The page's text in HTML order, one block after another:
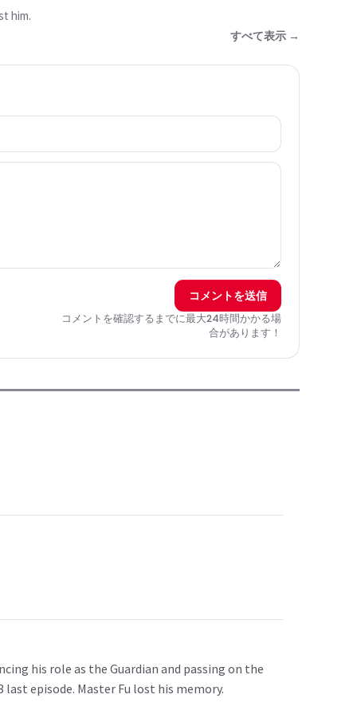
him.
すべて表示 →
コメントを送信
コメントを確認するまでに最大24時間かかる場
合があります！
his role as the Guardian and passing on the
episode. Master Fu lost his memory.